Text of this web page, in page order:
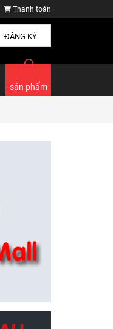
Thanh toán
ĐĂNG KÝ
sản phẩm